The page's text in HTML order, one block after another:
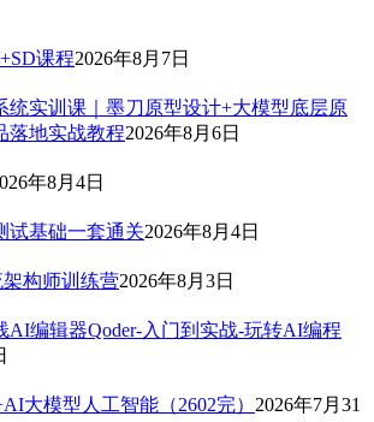
课程2026年8月7日
统实训课｜墨刀原型设计+大模型底层原
落地实战教程2026年8月6日
年8月4日
试基础一套通关2026年8月4日
构师训练营2026年8月3日
AI编辑器Qoder-入门到实战-玩转AI编程
大模型人工智能（2602完） 2026年7月31